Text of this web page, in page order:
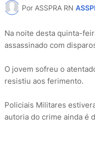
Por ASSPRA RN
Na noite desta quinta-
assassinado com
O jovem sofreu o
resistiu aos ferimento.
Policiais Militares
autoria do crime ainda é